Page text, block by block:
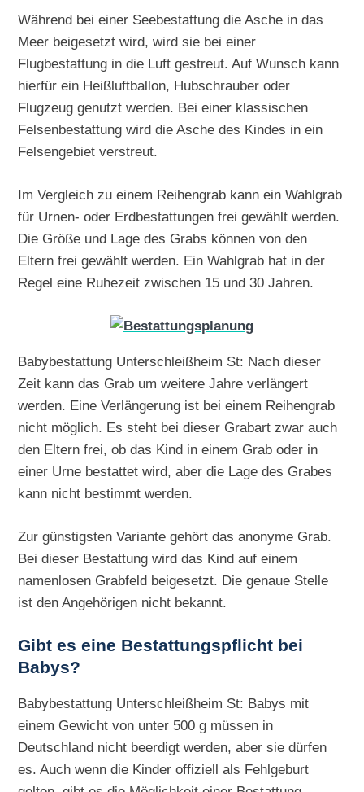
Während bei einer Seebestattung die Asche in das
Meer beigesetzt wird, wird sie bei einer
Flugbestattung in die Luft gestreut. Auf Wunsch kann
hierfür ein Heißluftballon, Hubschrauber oder
Flugzeug genutzt werden. Bei einer klassischen
Felsenbestattung wird die Asche des Kindes in ein
Felsengebiet verstreut.
Im Vergleich zu einem Reihengrab kann ein Wahlgrab
für Urnen- oder Erdbestattungen frei gewählt werden.
Die Größe und Lage des Grabs können von den
Eltern frei gewählt werden. Ein Wahlgrab hat in der
Regel eine Ruhezeit zwischen 15 und 30 Jahren.
Babybestattung Unterschleißheim St: Nach dieser
Zeit kann das Grab um weitere Jahre verlängert
werden. Eine Verlängerung ist bei einem Reihengrab
nicht möglich. Es steht bei dieser Grabart zwar auch
den Eltern frei, ob das Kind in einem Grab oder in
einer Urne bestattet wird, aber die Lage des Grabes
kann nicht bestimmt werden.
Zur günstigsten Variante gehört das anonyme Grab.
Bei dieser Bestattung wird das Kind auf einem
namenlosen Grabfeld beigesetzt. Die genaue Stelle
ist den Angehörigen nicht bekannt.
Gibt es eine Bestattungspflicht bei
Babys?
Babybestattung Unterschleißheim St: Babys mit
einem Gewicht von unter 500 g müssen in
Deutschland nicht beerdigt werden, aber sie dürfen
es. Auch wenn die Kinder offiziell als Fehlgeburt